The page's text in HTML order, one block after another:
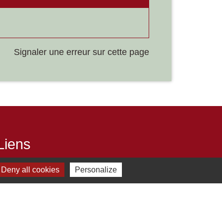
Signaler une erreur sur cette page
durable
Deny all cookies Personalize